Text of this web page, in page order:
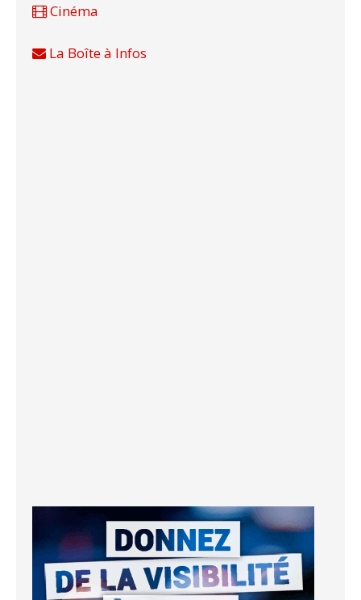
Cinéma
La Boîte à Infos